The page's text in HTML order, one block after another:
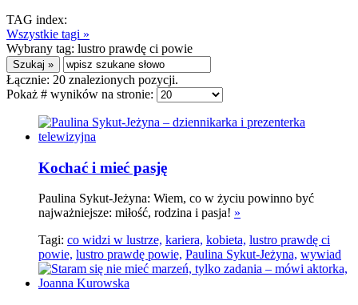
TAG index:
Wszystkie tagi »
Wybrany tag: lustro prawdę ci powie
Łącznie: 20 znalezionych pozycji.
Pokaż # wyników na stronie:
Kochać i mieć pasję
Paulina Sykut-Jeżyna: Wiem, co w życiu powinno być
najważniejsze: miłość, rodzina i pasja! »
Tagi: co widzi w lustrze, kariera, kobieta, lustro prawdę ci
powie, lustro prawdę powie, Paulina Sykut-Jeżyna, wywiad